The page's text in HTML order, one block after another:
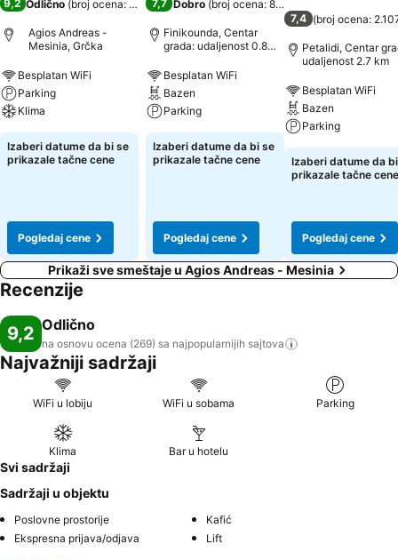
9,2 Odlično (broj ocena: 269
Agios Andreas -
Mesinia, Grčka
Besplatan WiFi
Parking
Klima
Izaberi datume da bi se
prikazale tačne cene
Pogledaj cene
7,7 Dobro (broj ocena: 869
Finikounda, Centar
grada: udaljenost 0.8
Besplatan WiFi
Bazen
Parking
Izaberi datume da bi se
prikazale tačne cene
Pogledaj cene
7,4 (broj ocena:
Petalidi, Centar
udaljenost 2.7 km
Besplatan WiFi
Bazen
Parking
Izaberi datume da
prikazale tačne cene
Pogledaj cene
Prikaži sve smeštaje u Agios Andreas - Mesinia
Recenzije
9,2 Odlično
na osnovu ocena (269) sa najpopularnijih sajtova
Najvažniji sadržaji
WiFi u lobiju WiFi u sobama Parking
Klima Bar u hotelu
Svi sadržaji
Sadržaji u objektu
Poslovne prostorije
Kafić
Ekspresna prijava/odjava
Lift